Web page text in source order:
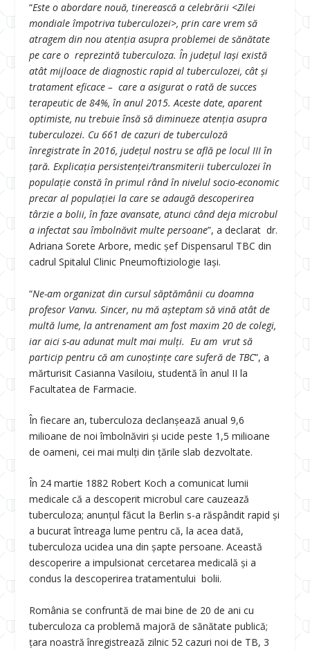
“Este o abordare nouă, tinerească a celebrării <Zilei
mondiale împotriva tuberculozei>, prin care vrem să
atragem din nou atenția asupra problemei de sănătate
pe care o reprezintă tuberculoza. În județul Iași există
atât mijloace de diagnostic rapid al tuberculozei, cât și
tratament eficace – care a asigurat o rată de succes
terapeutic de 84%, în anul 2015.Aceste date, aparent
optimiste, nu trebuie însă să diminueze atenția asupra
tuberculozei. Cu 661 de cazuri de tuberculoză
înregistrate în 2016, județul nostru se află pe locul III în
țară. Explicația persistenței/transmiterii tuberculozei în
populație constă în primul rând în nivelul socio-economic
precar al populației la care se adaugă descoperirea
târzie a bolii, în faze avansate, atunci când deja microbul
a infectat sau îmbolnăvit multe persoane”, a declarat dr.
Adriana Sorete Arbore, medic șef Dispensarul TBC din
cadrul Spitalul Clinic Pneumoftiziologie Iași.
“Ne-am organizat din cursul săptămânii cu doamna
profesor Vanvu.Sincer, nu mă așteptam să vină atât de
multă lume, la antrenament am fost maxim 20 de colegi,
iar aici s-au adunat mult mai mulți. Eu am vrut să
particip pentru că am cunoștințe care suferă de TBC”, a
mărturisit Casianna Vasiloiu, studentă în anul II la
Facultatea de Farmacie.
În fiecare an, tuberculoza declanșează anual 9,6
milioane de noi îmbolnăviri și ucide peste 1,5 milioane
de oameni, cei mai mulți din țările slab dezvoltate.
În 24 martie 1882 Robert Koch a comunicat lumii
medicale că a descoperit microbul care cauzează
tuberculoza; anunțul făcut la Berlin s-a răspândit rapid și
a bucurat întreaga lume pentru că, la acea dată,
tuberculoza ucidea una din șapte persoane. Această
descoperire a impulsionat cercetarea medicală și a
condus la descoperirea tratamentului bolii.
România se confruntă de mai bine de 20 de ani cu
tuberculoza ca problemă majoră de sănătate publică;
țara noastră înregistrează zilnic 52 cazuri noi de TB, 3